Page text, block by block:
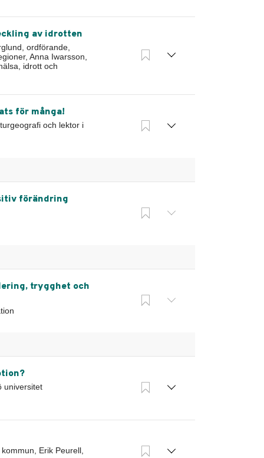
av idrotten
ordförande,
Anna Iwarsson,
idrott och
för många!
och lektor i
förändring
trygghet och
universitet
Erik Peurell,